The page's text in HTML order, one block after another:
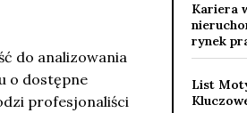
do analizowania
o dostępne
profesjonaliści
Kariera
rynek
List